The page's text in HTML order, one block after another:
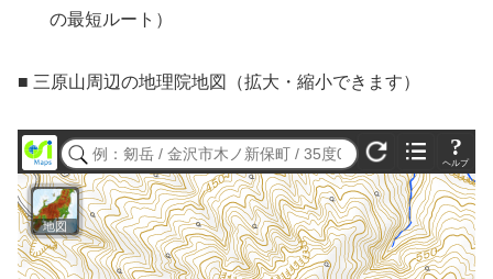
の最短ルート）
■ 三原山周辺の地理院地図（拡大・縮小できます）